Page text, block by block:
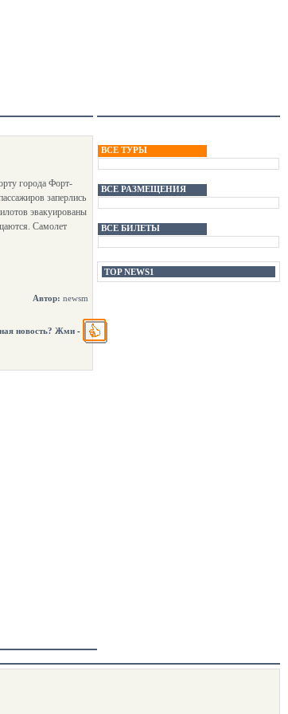
города Форт-
заперлись
эвакуированы
Самолет
Автор: newsm
новость? Жми -
ВСЕ ТУРЫ
ВСЕ РАЗМЕЩЕНИЯ
ВСЕ БИЛЕТЫ
TOP NEWS1